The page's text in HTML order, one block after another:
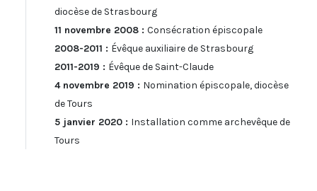
diocèse de Strasbourg
11 novembre 2008 : Consécration épiscopale
2008-2011 : Évêque auxiliaire de Strasbourg
2011-2019 : Évêque de Saint-Claude
4 novembre 2019 : Nomination épiscopale, diocèse
de Tours
5 janvier 2020 : Installation comme archevêque de
Tours